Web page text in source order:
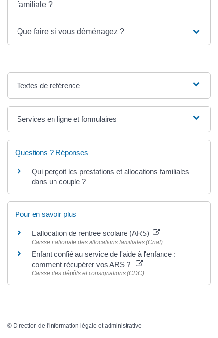
familiale ?
Que faire si vous déménagez ?
Textes de référence
Services en ligne et formulaires
Questions ? Réponses !
Qui perçoit les prestations et allocations familiales
dans un couple ?
Pour en savoir plus
L'allocation de rentrée scolaire (ARS)
Caisse nationale des allocations familiales (Cnaf)
Enfant confié au service de l'aide à l'enfance :
comment récupérer vos ARS ?
Caisse des dépôts et consignations (CDC)
© Direction de l'information légale et administrative